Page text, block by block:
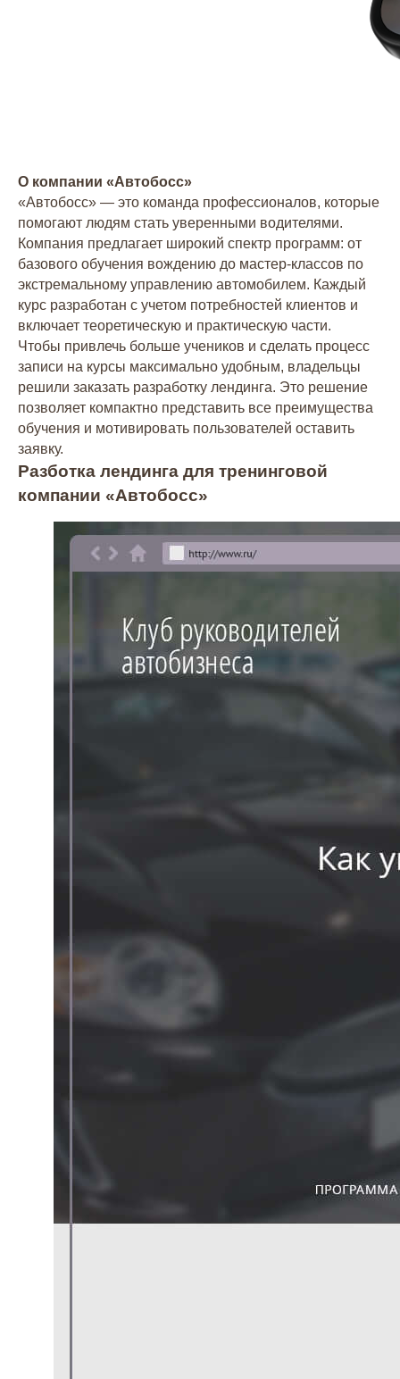
О компании «Автобосс»
«Автобосс» — это команда профессионалов, которые
помогают людям стать уверенными водителями.
Компания предлагает широкий спектр программ: от
базового обучения вождению до мастер-классов по
экстремальному управлению автомобилем. Каждый
курс разработан с учетом потребностей клиентов и
включает теоретическую и практическую части.
Чтобы привлечь больше учеников и сделать процесс
записи на курсы максимально удобным, владельцы
решили заказать разработку лендинга. Это решение
позволяет компактно представить все преимущества
обучения и мотивировать пользователей оставить
заявку.
Разботка лендинга для тренинговой
компании «Автобосс»